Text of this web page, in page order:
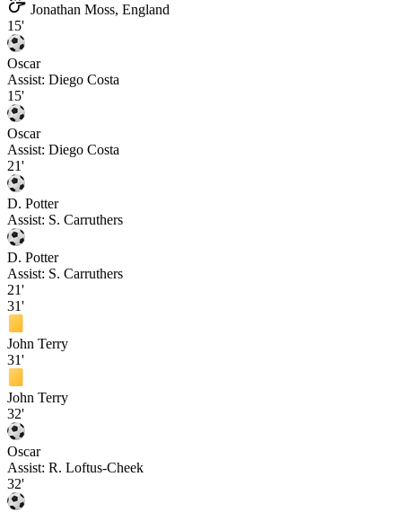
Jonathan Moss, England
15'
Oscar
Assist: Diego Costa
15'
Oscar
Assist: Diego Costa
21'
D. Potter
Assist: S. Carruthers
D. Potter
Assist: S. Carruthers
21'
31'
John Terry
31'
John Terry
32'
Oscar
Assist: R. Loftus-Cheek
32'